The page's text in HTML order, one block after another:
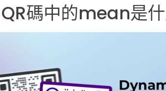
QR碼中的mean是